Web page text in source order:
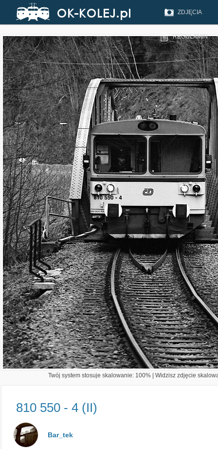
ZDJĘCIA
REGULAMIN
Twój system stosuje skalowanie: 100% | Widzisz zdjęcie
810 550 - 4 (II)
Bar_tek